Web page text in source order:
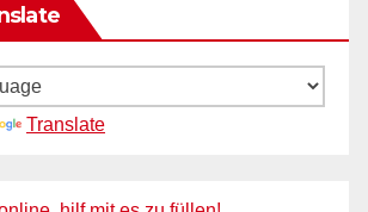
Translate